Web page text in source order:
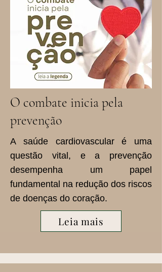
O combate inicia pela
prevenção
A saúde cardiovascular é uma
questão vital, e a prevenção
desempenha um papel
fundamental na redução dos riscos
de doenças do coração.
Leia mais